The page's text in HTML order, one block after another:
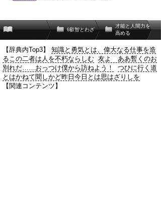
6叡智とわざ
才能と人間力を
高める
【辞典内Top3】 知識と勇気とは、偉大なる仕事を造
るこの二者は人を不朽ならしむ 友よ ああ暫くのお
別れだ……おっつけ僕から訪ねよう！
つひに行く道
とはかねて聞しかど昨日今日とは思はざりしを
【関連コンテンツ】